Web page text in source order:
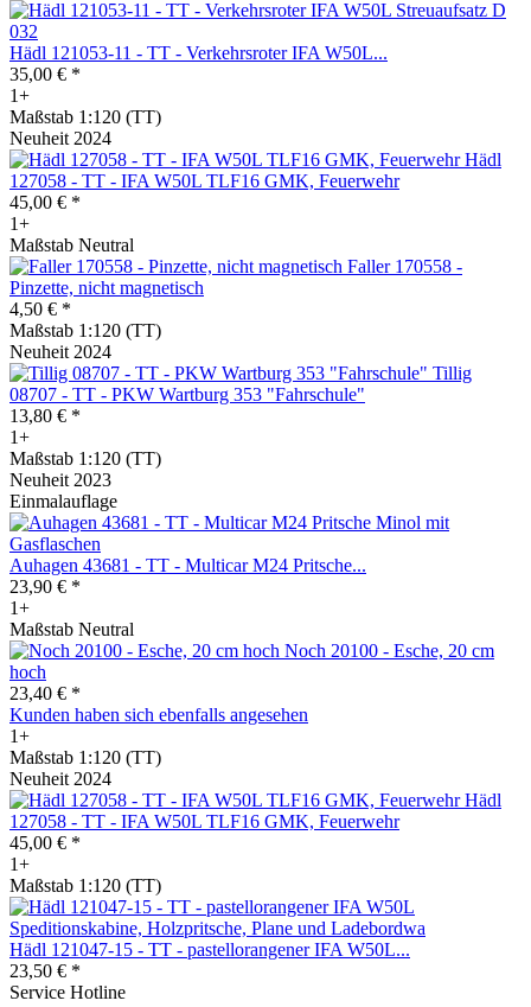
Hädl 121053-11 - TT - Verkehrsroter IFA W50L...
35,00 € *
1+
Maßstab 1:120 (TT)
Neuheit 2024
Hädl
127058 - TT - IFA W50L TLF16 GMK, Feuerwehr
45,00 € *
1+
Maßstab Neutral
Faller 170558 -
Pinzette, nicht magnetisch
4,50 € *
Maßstab 1:120 (TT)
Neuheit 2024
Tillig
08707 - TT - PKW Wartburg 353 "Fahrschule"
13,80 € *
1+
Maßstab 1:120 (TT)
Neuheit 2023
Einmalauflage
Auhagen 43681 - TT - Multicar M24 Pritsche...
23,90 € *
1+
Maßstab Neutral
Noch 20100 - Esche, 20 cm
hoch
23,40 € *
Kunden haben sich ebenfalls angesehen
1+
Maßstab 1:120 (TT)
Neuheit 2024
Hädl
127058 - TT - IFA W50L TLF16 GMK, Feuerwehr
45,00 € *
1+
Maßstab 1:120 (TT)
Hädl 121047-15 - TT - pastellorangener IFA W50L...
23,50 € *
Service Hotline